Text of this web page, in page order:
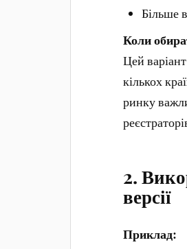
Більше
Коли
Цей
кількох
ринку
2.
версії
Приклад: